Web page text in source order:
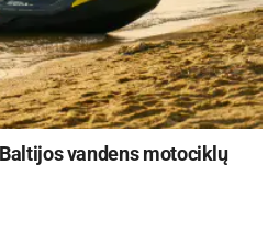
vandens motociklų